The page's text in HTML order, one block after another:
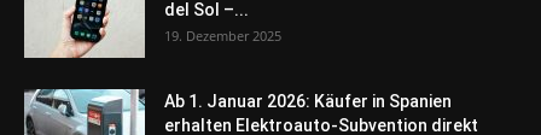
del Sol –...
19. Dezember 2025
Ab 1. Januar 2026: Käufer in Spanien
erhalten Elektroauto-Subvention direkt